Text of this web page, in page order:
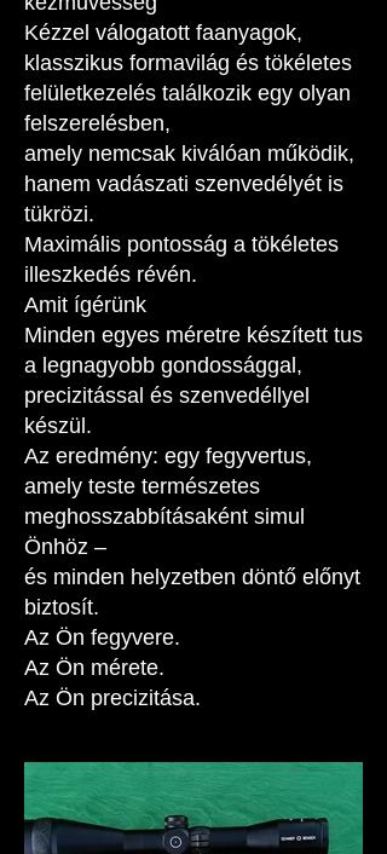
Kézzel válogatott faanyagok,
klasszikus formavilág és tökéletes
felületkezelés találkozik egy olyan
felszerelésben,
amely nemcsak kiválóan működik,
hanem vadászati szenvedélyét is
tükrözi.
Maximális pontosság a tökéletes
illeszkedés révén.
Amit ígérünk
Minden egyes méretre készített tus
a legnagyobb gondossággal,
precizitással és szenvedéllyel
készül.
Az eredmény: egy fegyvertus,
amely teste természetes
meghosszabbításaként simul
Önhöz –
és minden helyzetben döntő előnyt
biztosít.
Az Ön fegyvere.
Az Ön mérete.
Az Ön precizitása.